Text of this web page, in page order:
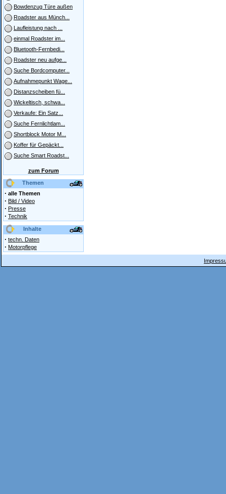
Bowdenzug Türe außen
Roadster aus Münch...
Laufleistung nach ...
einmal Roadster im...
Bluetooth-Fernbedi...
Roadster neu aufge...
Suche Bordcomputer...
Aufnahmepunkt Wage...
Distanzscheiben fü...
Wickeltisch, schwa...
Verkaufe: Ein Satz...
Suche Fernlichtlam...
Shortblock Motor M...
Koffer für Gepäckt...
Suche Smart Roadst...
zum Forum
Themen
· alle Themen
· Bild / Video
· Presse
· Technik
Inhalte
· techn. Daten
· Motorpflege